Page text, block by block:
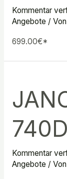
Kommentar
Angebote / Von
699.00€*
Kommentar
Angebote / Von